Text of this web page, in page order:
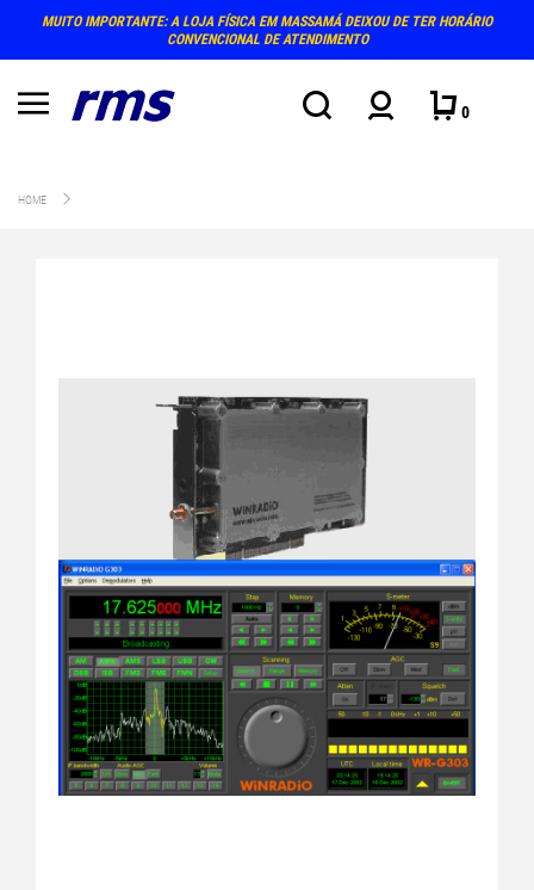
MUITO IMPORTANTE: A LOJA FÍSICA EM MASSAMÁ DEIXOU DE TER HORÁRIO
CONVENCIONAL DE ATENDIMENTO
0
HOME